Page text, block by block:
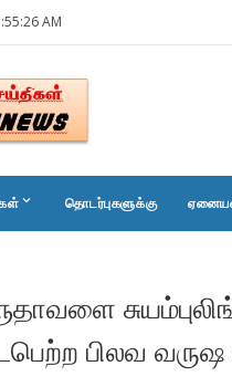
AM
keyboard_arrow_down தொடர்புகளுக்கு
பிலவ வருஷ